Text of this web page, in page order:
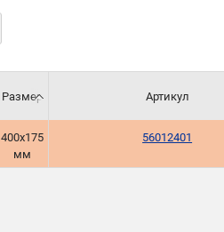
Размер
400х175
мм
Артикул
56012401